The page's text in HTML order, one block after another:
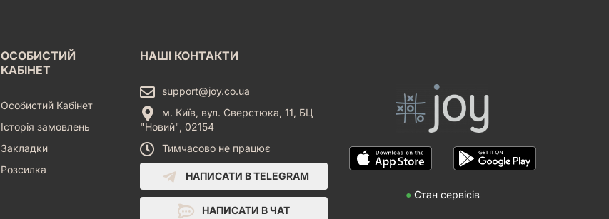
ОСОБИСТИЙ
КАБІНЕТ
Особистий Кабінет
Історія замовлень
Закладки
Розсилка
НАШІ КОНТАКТИ
support@joy.co.ua
м. Київ, вул. Сверстюка, 11, БЦ
"Новий", 02154
Тимчасово не працює
НАПИСАТИ В TELEGRAM
НАПИСАТИ В ЧАТ
● Стан сервісів